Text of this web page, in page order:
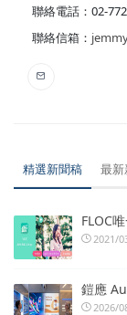
聯絡電話：02-
聯絡信箱：
精選新聞稿 最
FLOC
2021/
鎧應
2026/